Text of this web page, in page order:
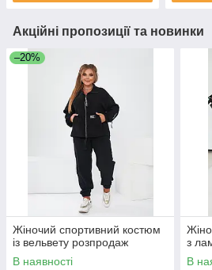
Акційні пропозиції та новинки
–20%
Жіночий спортивний костюм
із вельвету розпродаж
В наявності
з
В